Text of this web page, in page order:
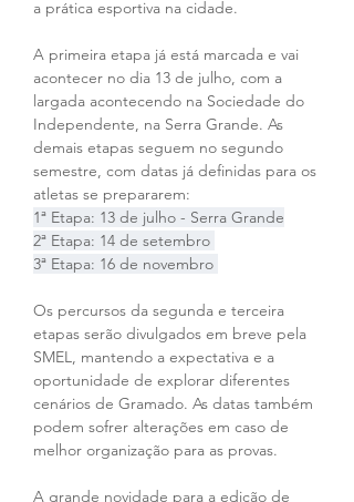
a prática esportiva na cidade.
A primeira etapa já está marcada e vai
acontecer no dia 13 de julho, com a
largada acontecendo na Sociedade do
Independente, na Serra Grande. As
demais etapas seguem no segundo
semestre, com datas já definidas para os
atletas se prepararem:
1ª Etapa: 13 de julho - Serra Grande
2ª Etapa: 14 de setembro
3ª Etapa: 16 de novembro
Os percursos da segunda e terceira
etapas serão divulgados em breve pela
SMEL, mantendo a expectativa e a
oportunidade de explorar diferentes
cenários de Gramado. As datas também
podem sofrer alterações em caso de
melhor organização para as provas.
A grande novidade para a edição de